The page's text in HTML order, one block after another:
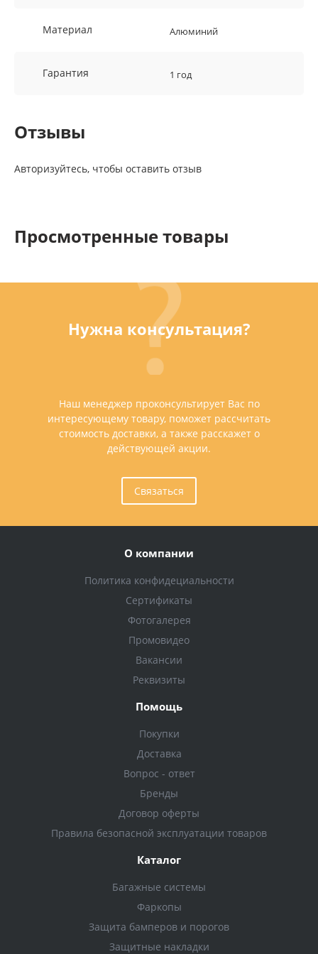
Материал Алюминий
Гарантия 1 год
Отзывы
Авторизуйтесь, чтобы оставить отзыв
Просмотренные товары
Нужна консультация?
Наш менеджер проконсультирует Вас по
интересующему товару, поможет рассчитать
стоимость доставки, а также расскажет о
действующей акции.
Связаться
О компании
Политика конфидециальности
Сертификаты
Фотогалерея
Промовидео
Вакансии
Реквизиты
Помощь
Покупки
Доставка
Вопрос - ответ
Бренды
Договор оферты
Правила безопасной эксплуатации товаров
Каталог
Багажные системы
Фаркопы
Защита бамперов и порогов
Защитные накладки